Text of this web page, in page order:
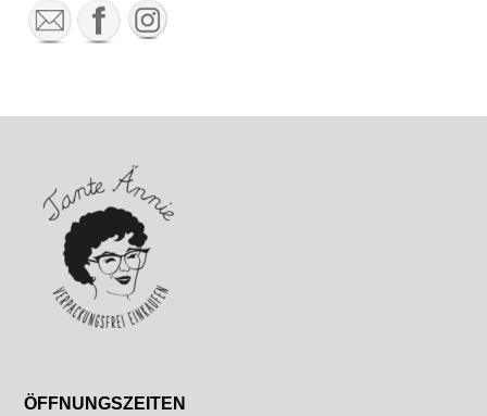
ÖFFNUNGSZEITEN